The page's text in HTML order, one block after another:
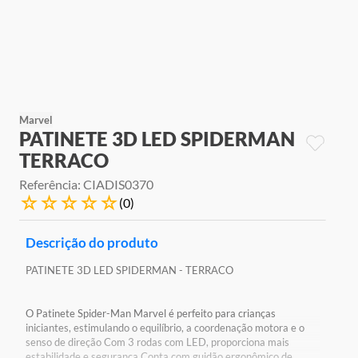
Marvel
PATINETE 3D LED SPIDERMAN
TERRACO
Referência: CIADIS0370
☆☆☆☆☆(0)
Descrição do produto
PATINETE 3D LED SPIDERMAN - TERRACO
O Patinete Spider-Man Marvel é perfeito para crianças
iniciantes, estimulando o equilíbrio, a coordenação motora e o
senso de direção Com 3 rodas com LED, proporciona mais